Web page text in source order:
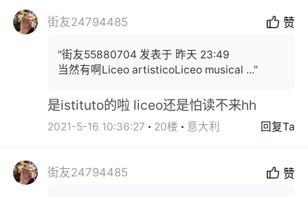
街友24794485 赞
"街友55880704 发表于 昨天 23:49
当然有啊Liceo artisticoLiceo musical ..."
是istituto的啦 liceo还是怕读不来hh
2021-5-16 10:36:27 20楼 意大利 回复Ta
街友24794485 赞